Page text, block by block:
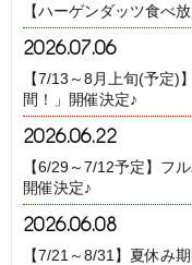
【ハーゲンダッツ食べ
2026.07.06
【7/13～8月上旬(予定)
間！」開催決定♪
2026.06.22
【6/29～7/12予定】フ
開催決定♪
2026.06.08
【7/21～8/31】夏休み